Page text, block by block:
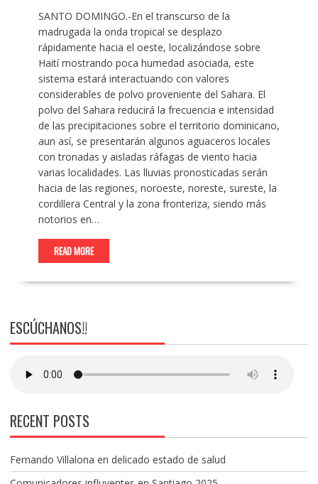
SANTO DOMINGO.-En el transcurso de la
madrugada la onda tropical se desplazo
rápidamente hacia el oeste, localizándose sobre
Haití mostrando poca humedad asociada, este
sistema estará interactuando con valores
considerables de polvo proveniente del Sahara. El
polvo del Sahara reducirá la frecuencia e intensidad
de las precipitaciones sobre el territorio dominicano,
aun así, se presentarán algunos aguaceros locales
con tronadas y aisladas ráfagas de viento hacia
varias localidades. Las lluvias pronosticadas serán
hacia de las regiones, noroeste, noreste, sureste, la
cordillera Central y la zona fronteriza, siendo más
notorios en…
READ MORE
ESCÚCHANOS!!
RECENT POSTS
Fernando Villalona en delicado estado de salud